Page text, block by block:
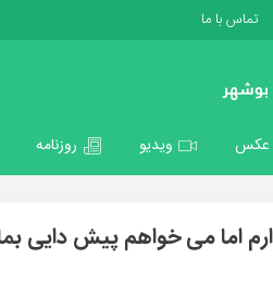
تماس با ما
عکس ویدیو روزنامه
اما می خواهم پیش دایی